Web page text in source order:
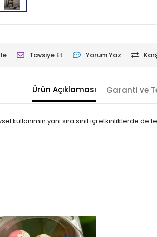
Tavsiye Et Yorum Yaz
Ürün Açıklaması Garanti ve
kullanımın yanı sıra sınıf içi etkinliklerde